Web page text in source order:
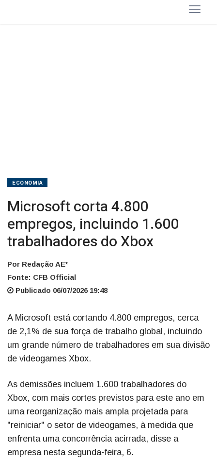
ECONOMIA
Microsoft corta 4.800
empregos, incluindo 1.600
trabalhadores do Xbox
Por Redação AE*
Fonte: CFB Official
Publicado 06/07/2026 19:48
A Microsoft está cortando 4.800 empregos, cerca
de 2,1% de sua força de trabalho global, incluindo
um grande número de trabalhadores em sua divisão
de videogames Xbox.
As demissões incluem 1.600 trabalhadores do
Xbox, com mais cortes previstos para este ano em
uma reorganização mais ampla projetada para
"reiniciar" o setor de videogames, à medida que
enfrenta uma concorrência acirrada, disse a
empresa nesta segunda-feira, 6.